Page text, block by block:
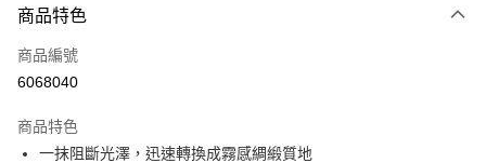
信用卡一次付款
超商取貨付款
Apple Pay
商品特色
商品編號
6068040
商品特色
一抹阻斷光澤，迅速轉換成霧感綢緞質地